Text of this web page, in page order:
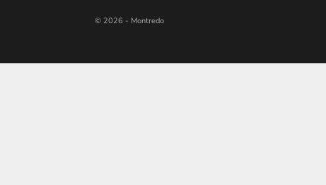
© 2026 - Montredo